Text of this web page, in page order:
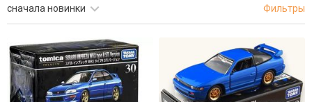
сначала новинки Фильтры